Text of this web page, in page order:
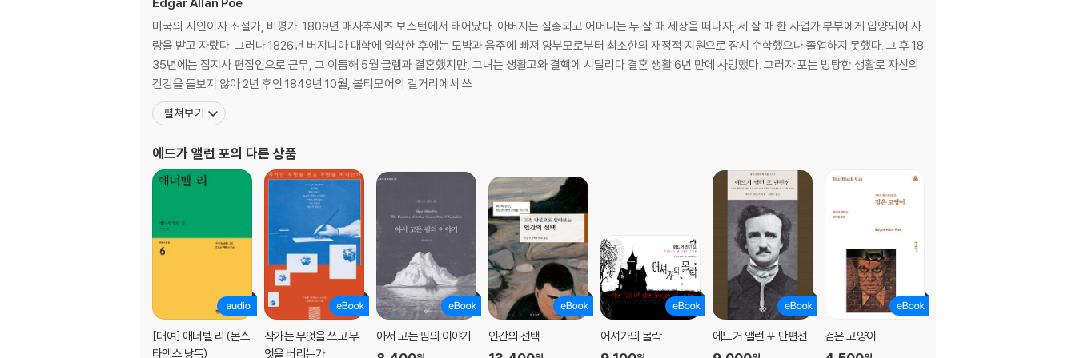
미국의 시인이자 소설가, 비평가. 1809년 매사추세츠 보스턴에서 태어났다. 아버지는 실종되고 어머니는 두 살 때 세상을 떠나자, 세 살 때 한 사업가 부부에게 입양되어 사
랑을 받고 자랐다. 그러나 1826년 버지니아 대학에 입학한 후에는 도박과 음주에 빠져 양부모로부터 최소한의 재정적 지원으로 잠시 수학했으나 졸업하지 못했다. 그 후 18
35년에는 잡지사 편집인으로 근무, 그 이듬해 5월 클렘과 결혼했지만, 그녀는 생활고와 결핵에 시달리다 결혼 생활 6년 만에 사망했다. 그러자 포는 방탕한 생활로 자신의
건강을 돌보지 않아 2년 후인 1849년 10월, 볼티모어의 길거리에서 쓰
펼쳐보기
에드가 앨런 포의 다른 상품
[대여] 애너벨 리 (몬스
타엑스 낭독)
작가는 무엇을 쓰고 무
엇을 버리는가
아서 고든 핌의 이야기 인간의 선택 어셔가의 몰락 에드거 앨런 포 단편선 검은 고양이